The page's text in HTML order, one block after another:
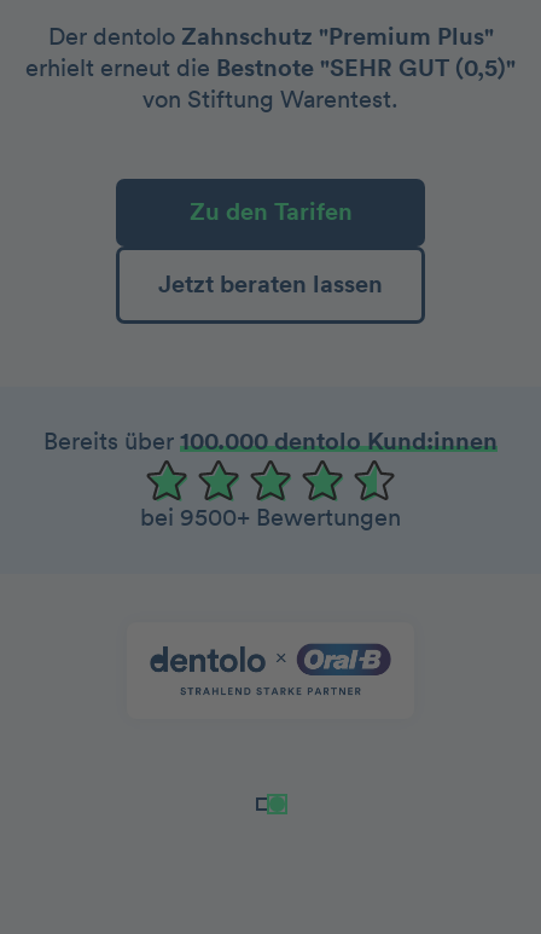
Der dentolo Zahnschutz "Premium Plus"
erhielt erneut die Bestnote "SEHR GUT (0,5)"
von Stiftung Warentest.
Zu den Tarifen
Jetzt beraten lassen
Bereits über 100.000 dentolo Kund:innen
bei 9500+ Bewertungen